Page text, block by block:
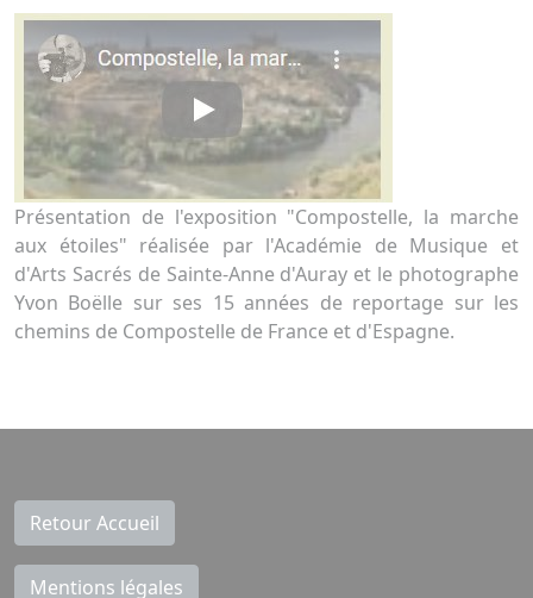
Présentation de l'exposition "Compostelle, la marche
aux étoiles" réalisée par l'Académie de Musique et
d'Arts Sacrés de Sainte-Anne d'Auray et le photographe
Yvon Boëlle sur ses 15 années de reportage sur les
chemins de Compostelle de France et d'Espagne.
Retour Accueil
Mentions légales